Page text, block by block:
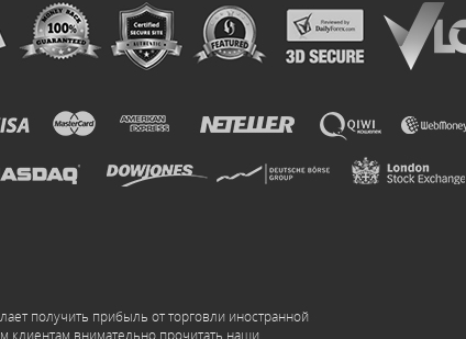
получить прибыль от торговли иностранной
клиентам внимательно прочитать наши